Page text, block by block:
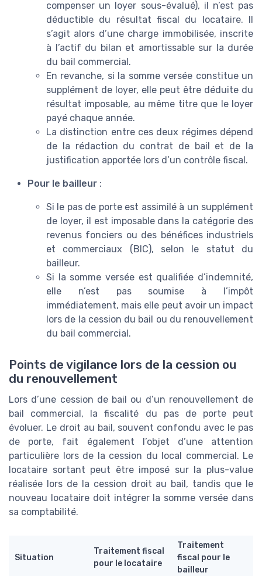
compenser un loyer sous-évalué), il n’est pas
déductible du résultat fiscal du locataire. Il
s’agit alors d’une charge immobilisée, inscrite
à l’actif du bilan et amortissable sur la durée
du bail commercial.
En revanche, si la somme versée constitue un
supplément de loyer, elle peut être déduite du
résultat imposable, au même titre que le loyer
payé chaque année.
La distinction entre ces deux régimes dépend
de la rédaction du contrat de bail et de la
justification apportée lors d’un contrôle fiscal.
Pour le bailleur :
Si le pas de porte est assimilé à un supplément
de loyer, il est imposable dans la catégorie des
revenus fonciers ou des bénéfices industriels
et commerciaux (BIC), selon le statut du
bailleur.
Si la somme versée est qualifiée d’indemnité,
elle n’est pas soumise à l’impôt
immédiatement, mais elle peut avoir un impact
lors de la cession du bail ou du renouvellement
du bail commercial.
Points de vigilance lors de la cession ou
du renouvellement
Lors d’une cession de bail ou d’un renouvellement de
bail commercial, la fiscalité du pas de porte peut
évoluer. Le droit au bail, souvent confondu avec le pas
de porte, fait également l’objet d’une attention
particulière lors de la cession du local commercial. Le
locataire sortant peut être imposé sur la plus-value
réalisée lors de la cession droit au bail, tandis que le
nouveau locataire doit intégrer la somme versée dans
sa comptabilité.
Situation
Traitement fiscal
pour le locataire
Traitement
fiscal pour le
bailleur